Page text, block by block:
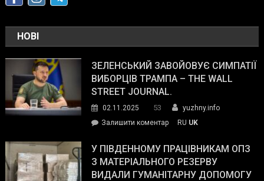
НОВІ
ЗЕЛЕНСЬКИЙ ЗАВОЙОВУЄ СИМПАТІЇ
ВИБОРЦІВ ТРАМПА – THE WALL
STREET JOURNAL.
02.11.2025 53
yuzhny.info
Залишити коментарon
завойовує
симпатії
виборців
RU UK
У ПІВДЕННОМУ ПРАЦІВНИКАМ ОПЗ
З МАТЕРІАЛЬНОГО РЕЗЕРВУ
ВИДАЛИ ГУМАНІТАРНУ ДОПОМОГУ